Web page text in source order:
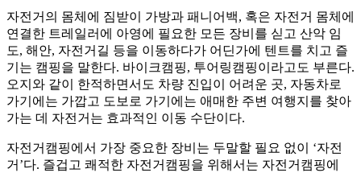
자전거의 몸체에 짐받이 가방과 패니어백, 혹은 자전거 몸체에
연결한 트레일러에 아영에 필요한 모든 장비를 싣고 산악 임
도, 해안, 자전거길 등을 이동하다가 어딘가에 텐트를 치고 즐
기는 캠핑을 말한다. 바이크캠핑, 투어링캠핑이라고도 부른다.
오지와 같이 한적하면서도 차량 진입이 어려운 곳, 자동차로
가기에는 가깝고 도보로 가기에는 애매한 주변 여행지를 찾아
가는 데 자전거는 효과적인 이동 수단이다.
자전거캠핑에서 가장 중요한 장비는 두말할 필요 없이 ‘자전
거’다. 즐겁고 쾌적한 자전거캠핑을 위해서는 자전거캠핑에